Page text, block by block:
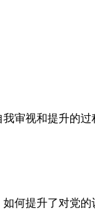
审视和提升的
何提升了对党的